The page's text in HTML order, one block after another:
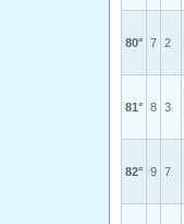
80° 7 2
81° 8 3
82° 9 7